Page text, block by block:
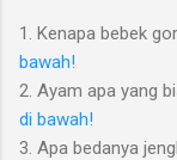
1. Kenapa bebek
bawah!
2. Ayam apa yang
di bawah!
3. Apa bedanya